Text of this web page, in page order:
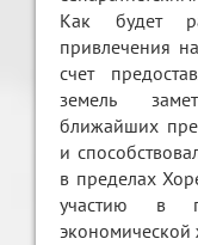
Как будет
привлечения
счет
земель
ближайших
и
в пределах
участию в
экономической